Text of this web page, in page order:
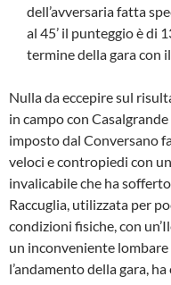
dell’avversaria fatta
al 45’ il punteggio è di
termine della gara con
Nulla da eccepire sul
in campo con
imposto dal Conversano
veloci e contropiedi con
invalicabile che ha
Raccuglia, utilizzata per
condizioni fisiche, con
un inconveniente
l’andamento della gara,